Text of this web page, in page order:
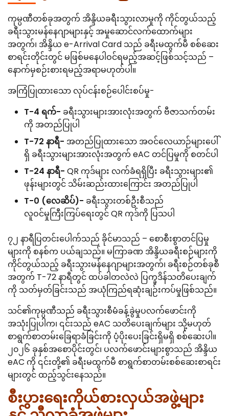
ကုမ္ပဏီတစ်ခုအတွက် အိန္ဒိယခရီးသွားလာမှုကို ကိုင်တွယ်သည့်
ခရီးသွားမန်နေဂျာများနှင့် အမှုဆောင်လက်ထောက်များ
အတွက်၊ အိန္ဒိယ e-Arrival Card သည် ခရီးမထွက်မီ စစ်ဆေး
စာရင်းတိုင်းတွင် မဖြစ်မနေပါဝင်ရမည့်အဆင့်ဖြစ်သင့်သည် –
နောက်မှစဉ်းစားရမည့်အရာမဟုတ်ပါ။
အကြံပြုထားသော လုပ်ငန်းစဉ်ပေါင်းစပ်မှု-
T-4 ရက်- ခရီးသွားများအားလုံးအတွက် ဗီဇာသက်တမ်း
ကို အတည်ပြုပါ
T-72 နာရီ- အတည်ပြုထားသော အဝင်လေယာဉ်များပေါ်
ရှိ ခရီးသွားများအားလုံးအတွက် eAC တင်ပြမှုကို စတင်ပါ
T-24 နာရီ- QR ကုဒ်များ လက်ခံရရှိပြီး ခရီးသွားများ၏
ဖုန်းများတွင် သိမ်းဆည်းထားကြောင်း အတည်ပြုပါ
T-0 (လေဆိပ်)- ခရီးသွားတစ်ဦးစီသည်
လူဝင်မှုကြီးကြပ်ရေးတွင် QR ကုဒ်ကို ပြသပါ
၇၂ နာရီပြတင်းပေါက်သည် ခိုင်မာသည် – စောစီးစွာတင်ပြမှု
များကို စနစ်က ပယ်ချသည်။ မကြာခဏ အိန္ဒိယခရီးစဉ်များကို
ကိုင်တွယ်သည့် ခရီးသွားမန်နေဂျာများအတွက်၊ ခရီးစဉ်တစ်ခုစီ
အတွက် T-72 နာရီတွင် ထပ်ခါတလဲလဲ ပြက္ခဒိန်သတိပေးချက်
ကို သတ်မှတ်ခြင်းသည် အယုံကြည်ရဆုံးချဉ်းကပ်မှုဖြစ်သည်။
သင်၏ကုမ္ပဏီသည် ခရီးသွားစီမံခန့်ခွဲမှုပလက်ဖောင်းကို
အသုံးပြုပါက၊ ၎င်းသည် eAC သတိပေးချက်များ သို့မဟုတ်
စာရွက်စာတမ်းခြေရာခံခြင်းကို ပံ့ပိုးပေးခြင်းရှိမရှိ စစ်ဆေးပါ။
၂၀၂၆ ခုနှစ်အစောပိုင်းတွင်၊ ပလက်ဖောင်းများစွာသည် အိန္ဒိယ
eAC ကို ၎င်းတို့၏ ခရီးမထွက်မီ စာရွက်စာတမ်းစစ်ဆေးစာရင်း
များတွင် ထည့်သွင်းနေသည်။
စီးပွားရေးကိုယ်စားလှယ်အဖွဲ့များ